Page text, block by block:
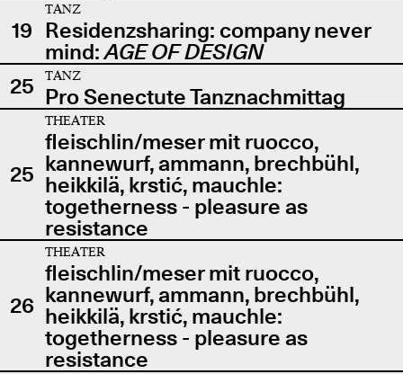
19
TANZ
Residenzsharing: company never
mind:AGE OF DESIGN
25
TANZ
Pro Senectute Tanznachmittag
25
THEATER
fleischlin/meser mit ruocco,
kannewurf, ammann, brechbühl,
heikkilä, krstić, mauchle:
togetherness - pleasure as
resistance
26
THEATER
fleischlin/meser mit ruocco,
kannewurf, ammann, brechbühl,
heikkilä, krstić, mauchle:
togetherness - pleasure as
resistance